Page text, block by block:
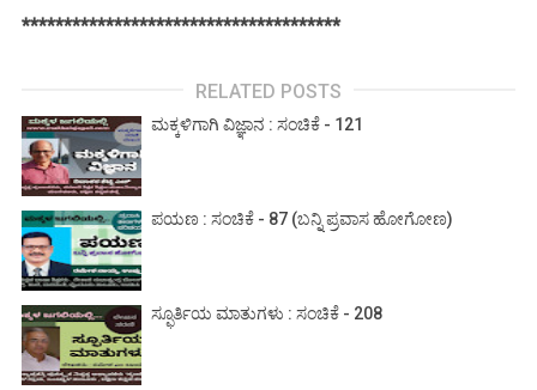
**************************************
RELATED POSTS
ಮಕ್ಕಳಿಗಾಗಿ ವಿಜ್ಞಾನ : ಸಂಚಿಕೆ - 121
ಪಯಣ : ಸಂಚಿಕೆ - 87 (ಬನ್ನಿ ಪ್ರವಾಸ ಹೋಗೋಣ)
ಸ್ಫೂರ್ತಿಯ ಮಾತುಗಳು : ಸಂಚಿಕೆ - 208